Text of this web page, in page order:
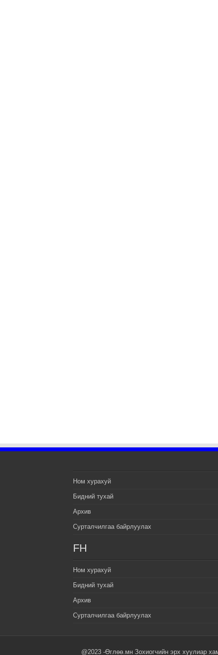
Ном хурахуй
Бидний тухай
Архив
Сурталчилгаа байрлуулах
FH
Ном хурахуй
Бидний тухай
Архив
Сурталчилгаа байрлуулах
@2023 -Өглөө.мн Зохиогчийн эрх хуулиар